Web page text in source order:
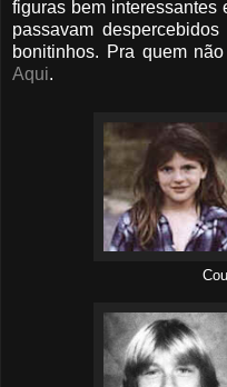
figuras bem interessantes
passavam
bonitinhos. Pra quem
Aqui.